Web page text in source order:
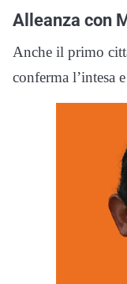
Alleanza con
Anche il primo
conferma l’intesa